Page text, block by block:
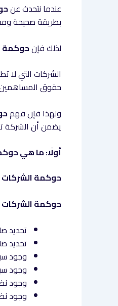
عندما نتحدث عن
بطريقة صحيحة
لذلك فإنحوكمة
الشركات التي لا
حقوق
ولهذا فإن فهم
يضمن أن الشركة
أولًا: ما هي
حوكمة الشركات
حوكمة الشركات
تحديد
تحديد
وجود
وجود
وجود
وجود